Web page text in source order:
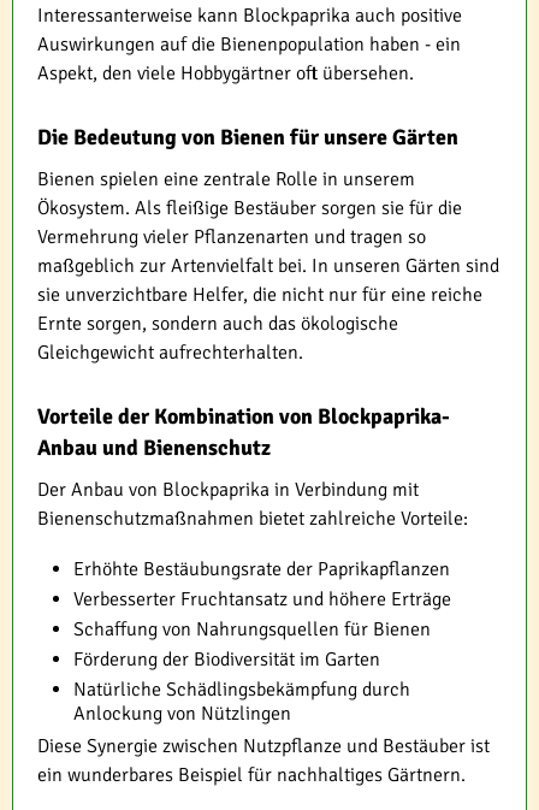
Interessanterweise kann Blockpaprika auch positive
Auswirkungen auf die Bienenpopulation haben - ein
Aspekt, den viele Hobbygärtner oft übersehen.
Die Bedeutung von Bienen für unsere Gärten
Bienen spielen eine zentrale Rolle in unserem
Ökosystem. Als fleißige Bestäuber sorgen sie für die
Vermehrung vieler Pflanzenarten und tragen so
maßgeblich zur Artenvielfalt bei. In unseren Gärten sind
sie unverzichtbare Helfer, die nicht nur für eine reiche
Ernte sorgen, sondern auch das ökologische
Gleichgewicht aufrechterhalten.
Vorteile der Kombination von Blockpaprika-
Anbau und Bienenschutz
Der Anbau von Blockpaprika in Verbindung mit
Bienenschutzmaßnahmen bietet zahlreiche Vorteile:
Erhöhte Bestäubungsrate der Paprikapflanzen
Verbesserter Fruchtansatz und höhere Erträge
Schaffung von Nahrungsquellen für Bienen
Förderung der Biodiversität im Garten
Natürliche Schädlingsbekämpfung durch
Anlockung von Nützlingen
Diese Synergie zwischen Nutzpflanze und Bestäuber ist
ein wunderbares Beispiel für nachhaltiges Gärtnern.